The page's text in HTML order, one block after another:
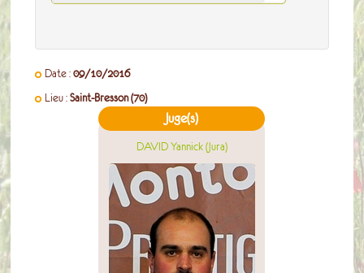
Date :09/10/2016
Lieu :Saint-Bresson (70)
Juge(s)
DAVID Yannick (Jura)